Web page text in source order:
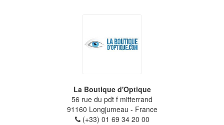
La Boutique d'Optique
56 rue du pdt f mitterrand
91160 Longjumeau - France
(+33) 01 69 34 20 00